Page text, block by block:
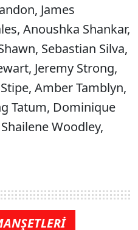
James
Anoushka Shankar,
Sebastian Silva,
Jeremy Strong,
Amber Tamblyn,
Tatum, Dominique
Woodley,